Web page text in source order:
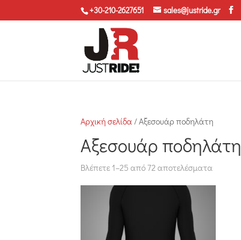
+30-210-2627651 sales@justride.gr
Αρχική σελίδα/ Αξεσουάρ ποδηλάτη
Αξεσουάρ ποδηλάτη
Βλέπετε 1–25 από 72 αποτελέσματα